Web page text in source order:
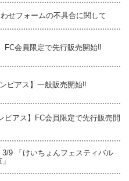
せフォームの不具合に関して
FC会員限定で先行販売開始‼
ピアス】一般販売開始‼
ピアス】FC会員限定で先行販売開
3/9 「けいちょんフェスティバル